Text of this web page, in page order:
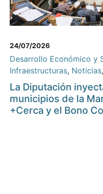
24/07/2026
Desarrollo Económico y
Infraestructuras, Noticias,
La Diputación
municipios de la
+Cerca y el Bono